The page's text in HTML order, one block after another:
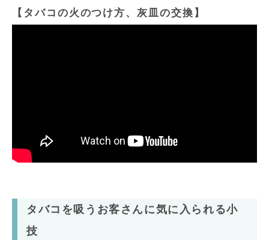
【タバコの火のつけ方、灰皿の交換】
タバコを吸うお客さんに気に入られる小
技